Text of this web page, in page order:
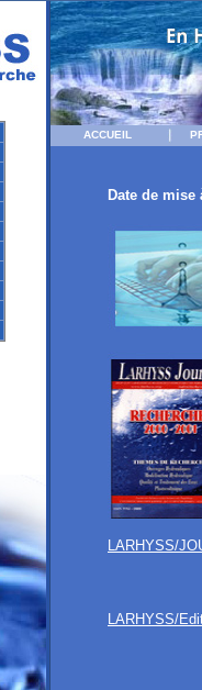
ACCUEIL
Date de mise
LARHYSS/
LARHYSS/